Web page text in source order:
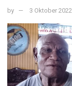
by 3 Oktober 2022